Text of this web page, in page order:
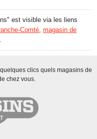
est visible via les liens
Comté magasin de
clics quels magasins de
chez vous.